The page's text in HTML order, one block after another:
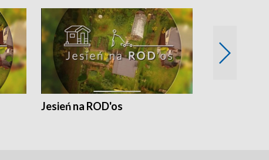
Jesień na ROD'os